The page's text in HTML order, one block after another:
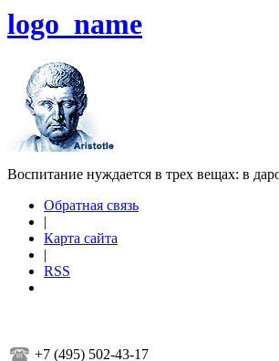
logo_name
Воспитание нуждается в трех вещах: в
Обратная связь
|
Карта сайта
|
RSS
+7 (495) 502-43-17